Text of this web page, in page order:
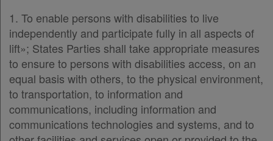
1. To enable persons with disabilities to live
independently and participate fully in all aspects of
lift»; States Parties shall take appropriate measures
to ensure to persons with disabilities access, on an
equal basis with others, to the physical environment,
to transportation, to information and
communications, including information and
communications technologies and systems, and to